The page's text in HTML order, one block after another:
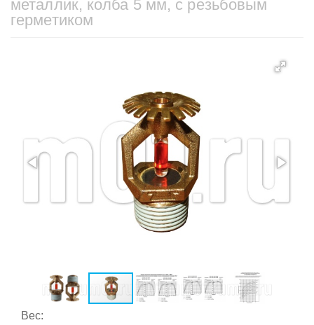
металлик, колба 5 мм, с резьбовым
герметиком
Вес: